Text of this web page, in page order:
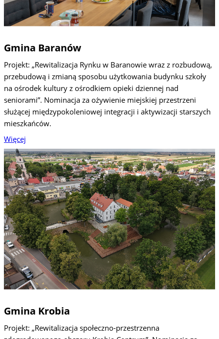
Gmina Baranów
Projekt: „Rewitalizacja Rynku w Baranowie wraz z rozbudową,
przebudową i zmianą sposobu użytkowania budynku szkoły
na ośrodek kultury z ośrodkiem opieki dziennej nad
seniorami”. Nominacja za ożywienie miejskiej przestrzeni
służącej międzypokoleniowej integracji i aktywizacji starszych
mieszkańców.
Więcej
Gmina Krobia
Projekt: „Rewitalizacja społeczno-przestrzenna